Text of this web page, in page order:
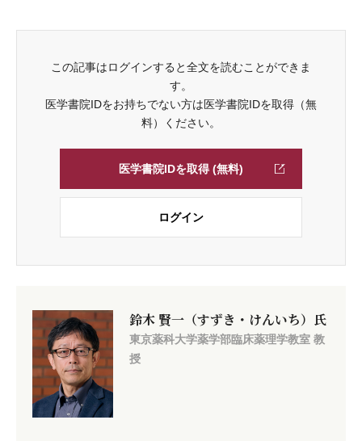
この記事はログインすると全文を読むことができま
す。
医学書院IDをお持ちでない方は医学書院IDを取得（無
料）ください。
医学書院IDを取得 (無料)
ログイン
鈴木 賢一（すずき・けんいち）氏
東京薬科大学薬学部臨床薬理学教室 教
授